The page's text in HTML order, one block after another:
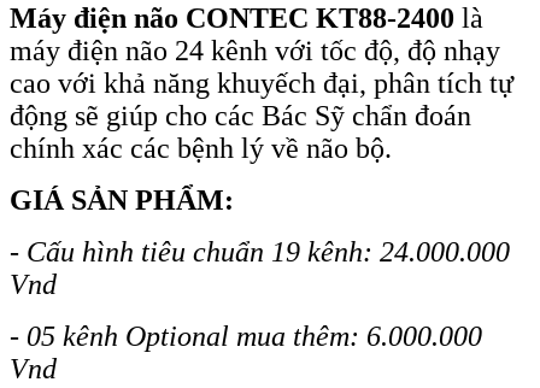
Máy điện não CONTEC KT88-2400 là
máy điện não 24 kênh với tốc độ, độ nhạy
cao với khả năng khuyếch đại, phân tích tự
động sẽ giúp cho các Bác Sỹ chẩn đoán
chính xác các bệnh lý về não bộ.
GIÁ SẢN PHẨM:
- Cấu hình tiêu chuẩn 19 kênh: 24.000.000
Vnd
- 05 kênh Optional mua thêm: 6.000.000
Vnd